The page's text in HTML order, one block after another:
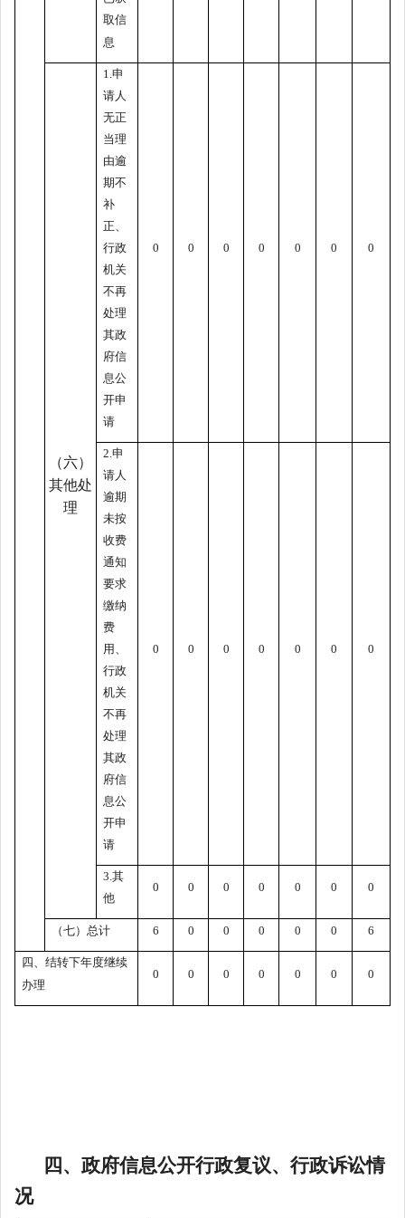
取信
息
（六）
其他处
理
1.申
请人
无正
当理
由逾
期不
补
正、
行政
机关
不再
处理
其政
府信
息公
开申
请
0 0 0 0 0 0 0
2.申
请人
逾期
未按
收费
通知
要求
缴纳
费
用、
行政
机关
不再
处理
其政
府信
息公
开申
请
0 0 0 0 0 0 0
3.其
他
0 0 0 0 0 0 0
（七）总计 6 0 0 0 0 0 6
四、结转下年度继续
办理
0 0 0 0 0 0 0
四、政府信息公开行政复议、行政诉讼情
况